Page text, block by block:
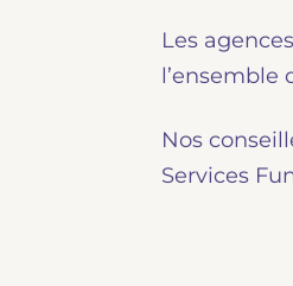
vos proches pour
Nous vous
un devis
Les
l’ensemble
Nos
Services